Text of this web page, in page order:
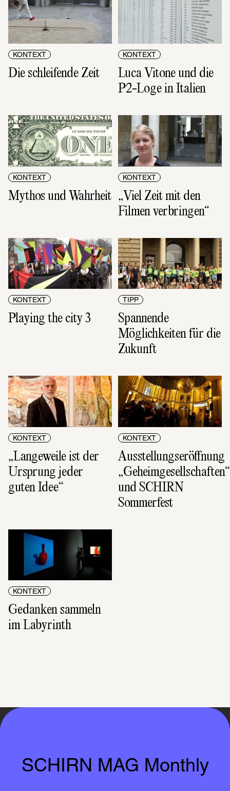
KONTEXT
Die schleifende Zeit
KONTEXT
Luca Vitone und die
P2-Loge in Italien
KONTEXT
Mythos und Wahrheit
KONTEXT
„Viel Zeit mit den
Filmen verbringen“
KONTEXT
Playing the city 3
TIPP
Spannende
Möglichkeiten für die
Zukunft
KONTEXT
„Langeweile ist der
Ursprung jeder
guten Idee“
KONTEXT
Ausstellungseröffnung
„Geheimgesellschaften“
und SCHIRN
Sommerfest
KONTEXT
Gedanken sammeln
im Labyrinth
SCHIRN MAG Monthly